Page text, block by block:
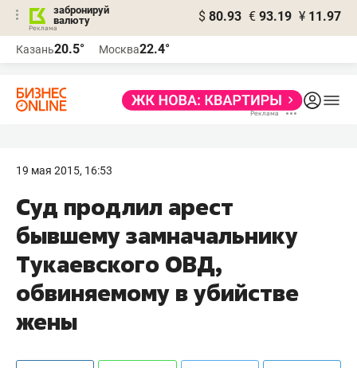
забронируй
валюту
$ 80.93 € 93.19 ¥ 11.97
Казань20.5° Москва22.4°
19 мая 2015, 16:53
Суд продлил арест
бывшему замначальнику
Тукаевского ОВД,
обвиняемому в убийстве
жены